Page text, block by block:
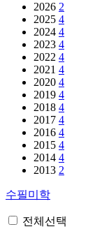
2026 2
2025 4
2024 4
2023 4
2022 4
2021 4
2020 4
2019 4
2018 4
2017 4
2016 4
2015 4
2014 4
2013 2
수필미학
전체선택